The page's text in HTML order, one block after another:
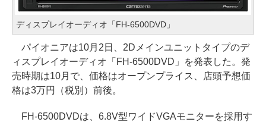
ディスプレイオーディオ「FH-6500DVD」
パイオニアは10月2日、2Dメインユニットタイプのデ
ィスプレイオーディオ「FH-6500DVD」を発表した。発
売時期は10月で、価格はオープンプライス、店頭予想価
格は3万円（税別）前後。
FH-6500DVDは、6.8V型ワイドVGAモニターを採用す